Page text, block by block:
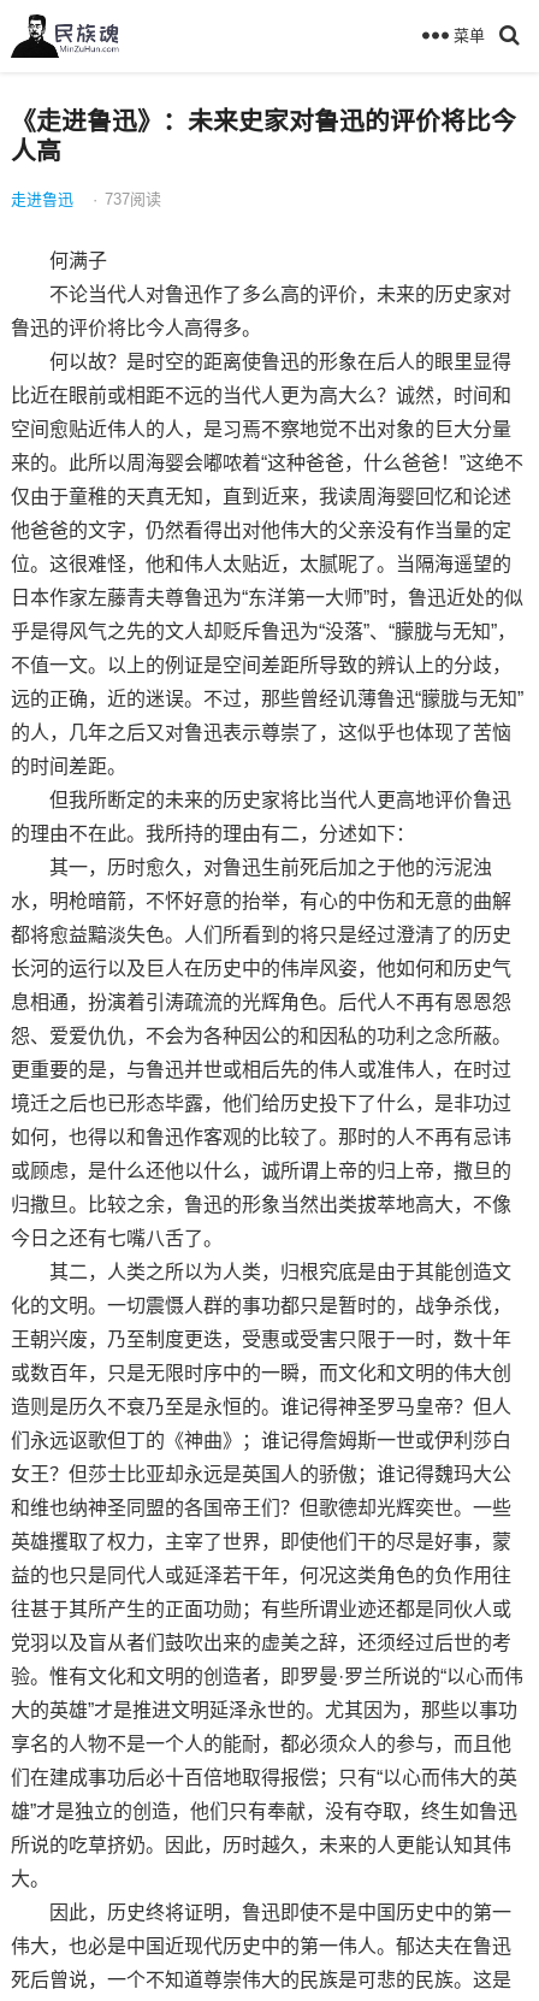
菜单
《走进鲁迅》：未来史家对鲁迅的评价将比今
人高
走进鲁迅 · 737阅读
何满子
不论当代人对鲁迅作了多么高的评价，未来的历史家对
鲁迅的评价将比今人高得多。
何以故？是时空的距离使鲁迅的形象在后人的眼里显得
比近在眼前或相距不远的当代人更为高大么？诚然，时间和
空间愈贴近伟人的人，是习焉不察地觉不出对象的巨大分量
来的。此所以周海婴会嘟哝着“这种爸爸，什么爸爸！”这绝不
仅由于童稚的天真无知，直到近来，我读周海婴回忆和论述
他爸爸的文字，仍然看得出对他伟大的父亲没有作当量的定
位。这很难怪，他和伟人太贴近，太腻昵了。当隔海遥望的
日本作家左藤青夫尊鲁迅为“东洋第一大师”时，鲁迅近处的似
乎是得风气之先的文人却贬斥鲁迅为“没落”、“朦胧与无知”，
不值一文。以上的例证是空间差距所导致的辨认上的分歧，
远的正确，近的迷误。不过，那些曾经讥薄鲁迅“朦胧与无知”
的人，几年之后又对鲁迅表示尊崇了，这似乎也体现了苦恼
的时间差距。
但我所断定的未来的历史家将比当代人更高地评价鲁迅
的理由不在此。我所持的理由有二，分述如下：
其一，历时愈久，对鲁迅生前死后加之于他的污泥浊
水，明枪暗箭，不怀好意的抬举，有心的中伤和无意的曲解
都将愈益黯淡失色。人们所看到的将只是经过澄清了的历史
长河的运行以及巨人在历史中的伟岸风姿，他如何和历史气
息相通，扮演着引涛疏流的光辉角色。后代人不再有恩恩怨
怨、爱爱仇仇，不会为各种因公的和因私的功利之念所蔽。
更重要的是，与鲁迅并世或相后先的伟人或准伟人，在时过
境迁之后也已形态毕露，他们给历史投下了什么，是非功过
如何，也得以和鲁迅作客观的比较了。那时的人不再有忌讳
或顾虑，是什么还他以什么，诚所谓上帝的归上帝，撒旦的
归撒旦。比较之余，鲁迅的形象当然出类拔萃地高大，不像
今日之还有七嘴八舌了。
其二，人类之所以为人类，归根究底是由于其能创造文
化的文明。一切震慑人群的事功都只是暂时的，战争杀伐，
王朝兴废，乃至制度更迭，受惠或受害只限于一时，数十年
或数百年，只是无限时序中的一瞬，而文化和文明的伟大创
造则是历久不衰乃至是永恒的。谁记得神圣罗马皇帝？但人
们永远讴歌但丁的《神曲》；谁记得詹姆斯一世或伊利莎白
女王？但莎士比亚却永远是英国人的骄傲；谁记得魏玛大公
和维也纳神圣同盟的各国帝王们？但歌德却光辉奕世。一些
英雄攫取了权力，主宰了世界，即使他们干的尽是好事，蒙
益的也只是同代人或延泽若干年，何况这类角色的负作用往
往甚于其所产生的正面功勋；有些所谓业迹还都是同伙人或
党羽以及盲从者们鼓吹出来的虚美之辞，还须经过后世的考
验。惟有文化和文明的创造者，即罗曼·罗兰所说的“以心而伟
大的英雄”才是推进文明延泽永世的。尤其因为，那些以事功
享名的人物不是一个人的能耐，都必须众人的参与，而且他
们在建成事功后必十百倍地取得报偿；只有“以心而伟大的英
雄”才是独立的创造，他们只有奉献，没有夺取，终生如鲁迅
所说的吃草挤奶。因此，历时越久，未来的人更能认知其伟
大。
因此，历史终将证明，鲁迅即使不是中国历史中的第一
伟大，也必是中国近现代历史中的第一伟人。郁达夫在鲁迅
死后曾说，一个不知道尊崇伟大的民族是可悲的民族。这是